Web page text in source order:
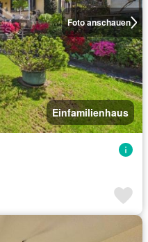
Foto anschauen
Einfamilienhaus